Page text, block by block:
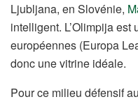
Ljubljana, en Slovénie,
intelligent. L’Olimpija
européennes (Europa
donc une vitrine idéale.
Pour ce milieu défensif